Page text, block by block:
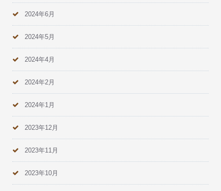
2024年6月
2024年5月
2024年4月
2024年2月
2024年1月
2023年12月
2023年11月
2023年10月